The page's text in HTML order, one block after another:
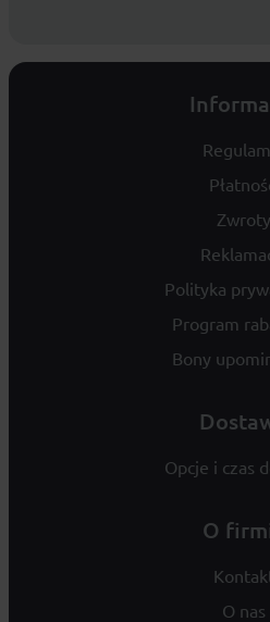
Zwroty
Polityka
Program
Bony
Opcje i czas
O
O nas